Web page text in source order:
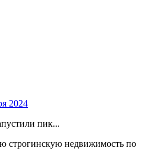
2024
пик...
строгинскую недвижимость по